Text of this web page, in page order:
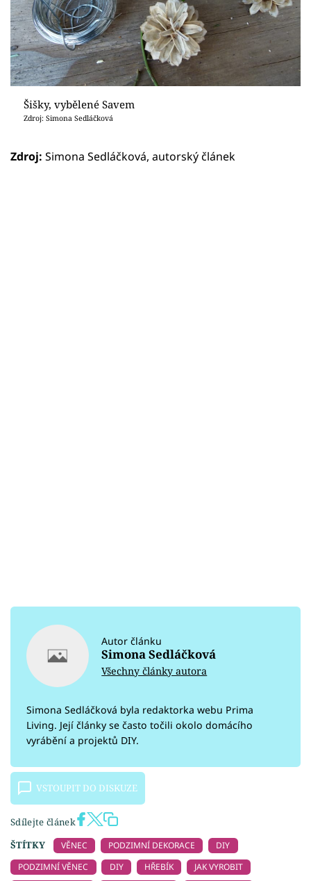
Šišky, vybělené Savem
Zdroj: Simona Sedláčková
Zdroj: Simona Sedláčková, autorský článek
Autor článku
Simona Sedláčková
Všechny články autora
Simona Sedláčková byla redaktorka webu Prima
Living. Její články se často točili okolo domácího
vyrábění a projektů DIY.
VSTOUPIT DO DISKUZE
Sdílejte článek
ŠTÍTKY
VĚNEC PODZIMNÍ DEKORACE
DIY
PODZIMNÍ VĚNEC
DIY HŘEBÍK
JAK VYROBIT